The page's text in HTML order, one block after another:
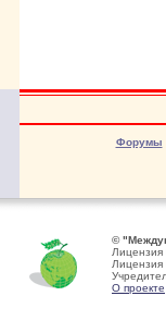
Форумы
©
Лицензия
Лицензия
О проекте